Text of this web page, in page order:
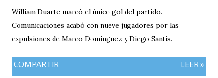
William Duarte marcó el único gol del partido.
Comunicaciones acabó con nueve jugadores por las
expulsiones de Marco Domínguez y Diego Santis.
COMPARTIR LEER »